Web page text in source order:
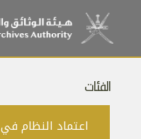
الفئات
اعتماد النظام في